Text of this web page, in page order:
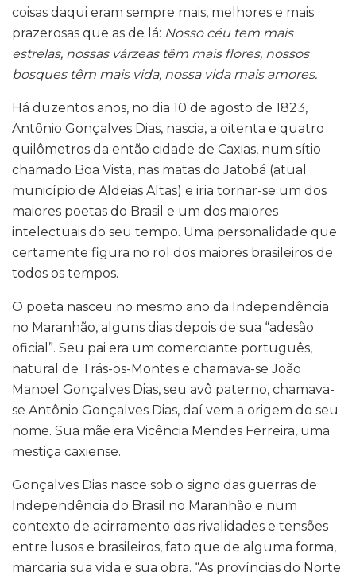
coisas daqui eram sempre mais, melhores e mais
prazerosas que as de lá: Nosso céu tem mais
estrelas, nossas várzeas têm mais flores, nossos
bosques têm mais vida, nossa vida mais amores.
Há duzentos anos, no dia 10 de agosto de 1823,
Antônio Gonçalves Dias, nascia, a oitenta e quatro
quilômetros da então cidade de Caxias, num sítio
chamado Boa Vista, nas matas do Jatobá (atual
município de Aldeias Altas) e iria tornar-se um dos
maiores poetas do Brasil e um dos maiores
intelectuais do seu tempo. Uma personalidade que
certamente figura no rol dos maiores brasileiros de
todos os tempos.
O poeta nasceu no mesmo ano da Independência
no Maranhão, alguns dias depois de sua “adesão
oficial”. Seu pai era um comerciante português,
natural de Trás-os-Montes e chamava-se João
Manoel Gonçalves Dias, seu avô paterno, chamava-
se Antônio Gonçalves Dias, daí vem a origem do seu
nome. Sua mãe era Vicência Mendes Ferreira, uma
mestiça caxiense.
Gonçalves Dias nasce sob o signo das guerras de
Independência do Brasil no Maranhão e num
contexto de acirramento das rivalidades e tensões
entre lusos e brasileiros, fato que de alguma forma,
marcaria sua vida e sua obra. “As províncias do Norte